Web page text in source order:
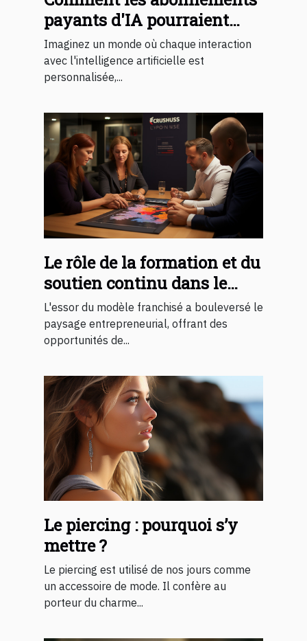
payants d'IA pourraient
changer notre quotidien
Imaginez un monde où chaque interaction
avec l'intelligence artificielle est
personnalisée,...
Le rôle de la formation et du
soutien continu dans le
succès d'une franchise
L'essor du modèle franchisé a bouleversé le
paysage entrepreneurial, offrant des
opportunités de...
Le piercing : pourquoi s’y
mettre ?
Le piercing est utilisé de nos jours comme
un accessoire de mode. Il confère au
porteur du charme...